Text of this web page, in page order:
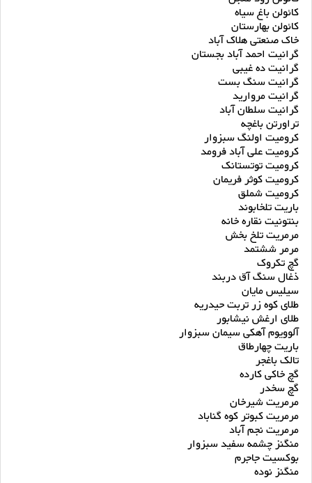
کائولن باغ سیاه
کائولن بهارستان
خاک صنعتی هلاک آباد
گرانیت احمد آباد بجستان
گرانیت ده غیبی
گرانیت سنگ بست
گرانیت مروارید
گرانیت سلطان آباد
تراورتن باغچه
کرومیت اولنگ سبزوار
کرومیت علی آباد فرومد
کرومیت توتستانک
کرومیت کوثر فریمان
کرومیت شملق
باریت تلخابوند
بنتونیت نقاره خانه
مرمریت تلخ بخش
مرمر ششتمد
گچ تکروک
ذغال سنگ آق دربند
سیلیس مایان
طلای کوه زر تربت حیدریه
طلای ارغش نیشابور
آلوویوم آهکی سیمان سبزوار
باریت چهارطاق
تالک باغجر
گچ خاکی کارده
گچ سخدر
مرمریت شیرخان
مرمریت کبوتر کوه گناباد
مرمریت نجم آباد
منگنز چشمه سفید سبزوار
بوکسیت جاجرم
منگنز نوده